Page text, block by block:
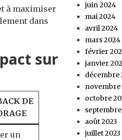
à maximiser
dans
sur
DE
un
juin 2024
mai 2024
avril 2024
mars 2024
février
janvier
décembre
novembre
octobre
septembre
août 2023
juillet 2023